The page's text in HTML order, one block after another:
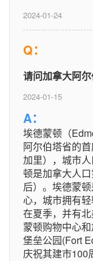
2024-01-24
Q：
请问加拿大阿
2024-01-15
A：
埃德蒙顿（
阿尔伯塔省的
加里），城市
顿是加拿大人
后）。埃德蒙
心，城市拥有
在夏季，并有
蒙顿购物中心
堡垒公园(Fort
庆祝其建市100